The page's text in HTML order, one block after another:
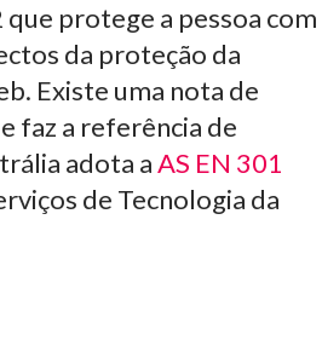
que protege a pessoa com
da proteção da
Existe uma nota de
faz a referência de
adota aAS EN 301
de Tecnologia da